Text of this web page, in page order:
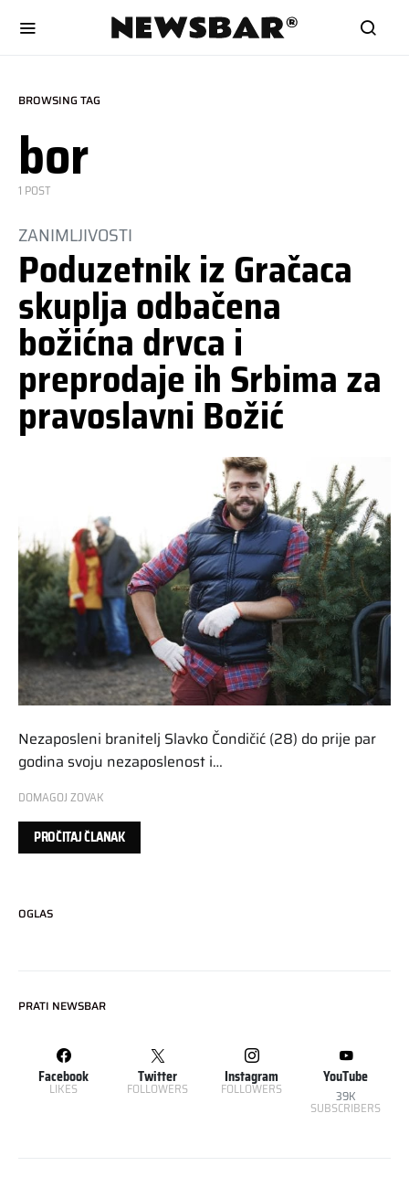
BROWSING TAG
bor
1 POST
ZANIMLJIVOSTI
Poduzetnik iz Gračaca
skuplja odbačena
božićna drvca i
preprodaje ih Srbima za
pravoslavni Božić
Nezaposleni branitelj Slavko Čondičić (28) do prije par
godina svoju nezaposlenost i…
DOMAGOJ ZOVAK
PROČITAJ ČLANAK
OGLAS
PRATI NEWSBAR
Facebook
LIKES
Twitter
FOLLOWERS
Instagram
FOLLOWERS
YouTube
39K
SUBSCRIBERS